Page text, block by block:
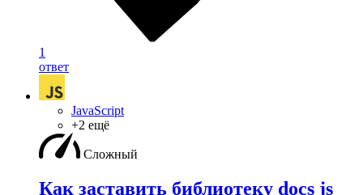
1
ответ
JavaScript
+2 ещё
Сложный
Как заставить библиотеку docs js